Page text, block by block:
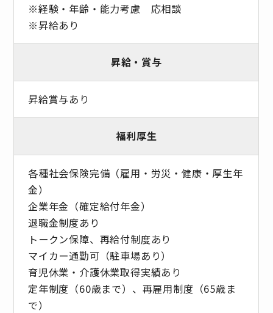
※経験・年齢・能力考慮 応相談
※昇給あり
昇給・賞与
昇給賞与あり
福利厚生
各種社会保険完備（雇用・労災・健康・厚生年
金）
企業年金（確定給付年金）
退職金制度あり
トークン保障、再給付制度あり
マイカー通勤可（駐車場あり）
育児休業・介護休業取得実績あり
定年制度（60歳まで）、再雇用制度（65歳ま
で）